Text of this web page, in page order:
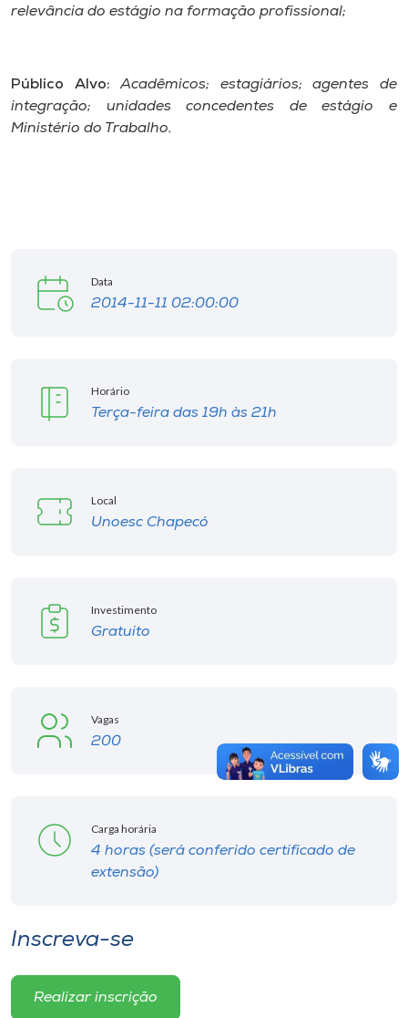
A-
relevância do estágio na formação profissional;
Público Alvo:Acadêmicos; estagiários; agentes de
integração; unidades concedentes de estágio e
Ministério do Trabalho.
Data
2014-11-11 02:00:00
Horário
Terça-feira das 19h às 21h
Local
Unoesc Chapecó
Investimento
Gratuito
Vagas
200
Carga horária
4 horas (será conferido certificado de
extensão)
Inscreva-se
Realizar inscrição